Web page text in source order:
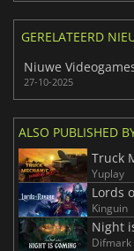
GERELATEERD
27-10-2025
ALSO PUBLISHED
Truck
Yuplay
Lords
Kinguin
Night
Difmark